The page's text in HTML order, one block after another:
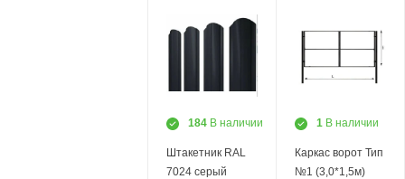
184 В наличии
Штакетник RAL
7024 серый
1 В наличии
Каркас ворот Тип
№1 (3,0*1,5м)